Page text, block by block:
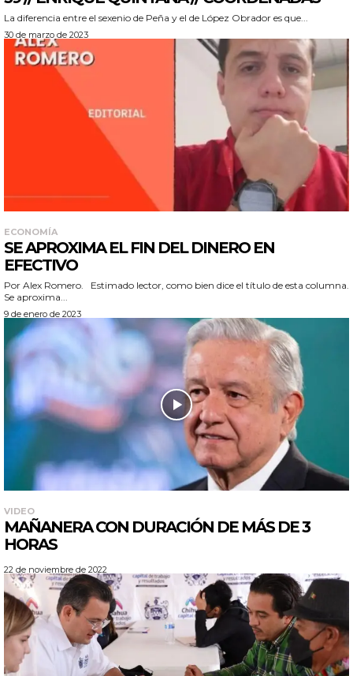
La diferencia entre el sexenio de Peña y el de López Obrador es que...
30 de marzo de 2023
ECONOMÍA
SE APROXIMA EL FIN DEL DINERO EN
EFECTIVO
Por Alex Romero. Estimado lector, como bien dice el título de esta columna.
Se aproxima...
9 de enero de 2023
VIDEO
MAÑANERA CON DURACIÓN DE MÁS DE 3
HORAS
22 de noviembre de 2022